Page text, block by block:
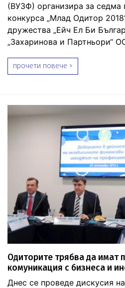
(ВУЗФ) организира за седма
конкурса „Млад Одитор
дружества „Ейч Ел Би
„Захаринова и Партньори“
прочети повече >
Одиторите трябва да имат
комуникация с бизнеса и
Днес се проведе дискусия